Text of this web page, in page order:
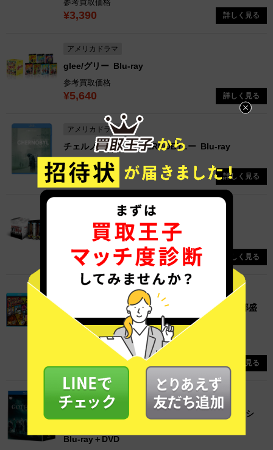
参考買取価格
¥3,390 詳しく見る
アメリカドラマ
glee/グリー Blu-ray
参考買取価格
¥5,640 詳しく見る
アメリカドラマ
チェルノブイリ ーCHERNOBYLー Blu-ray
参考買取価格
¥1,100 詳しく見る
アメリカドラマ
プリズン・ブレイク Blu-ray
参考買取価格
¥4,660 詳しく見る
PICK UP
俺がハマーだ！ 日本上陸35周年記念 ギガ爆全部盛
り
Blu-ray
参考買取価格
¥13,910 詳しく見る
アメリカドラマ
GOTHAM/ゴッサム ブルーレイ コンプリート・シ
Blu-ray＋DVD